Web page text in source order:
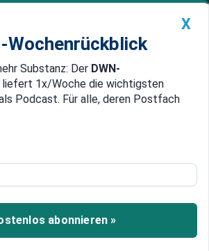
DWN: Geldanlage Premium
DWN-Magazin China
im Beruf: Vorteile
Umsetzung
ist es entscheidend, in die
zu investieren. Eine
X
Wochenrückblick
Substanz: Der DWN-
liefert 1x/Woche die wichtigsten
Podcast. Für alle, deren Postfach
abonnieren »